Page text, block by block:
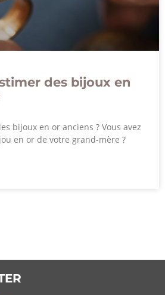
des bijoux en
bijoux en or anciens ? Vous avez
en or de votre grand-mère ?